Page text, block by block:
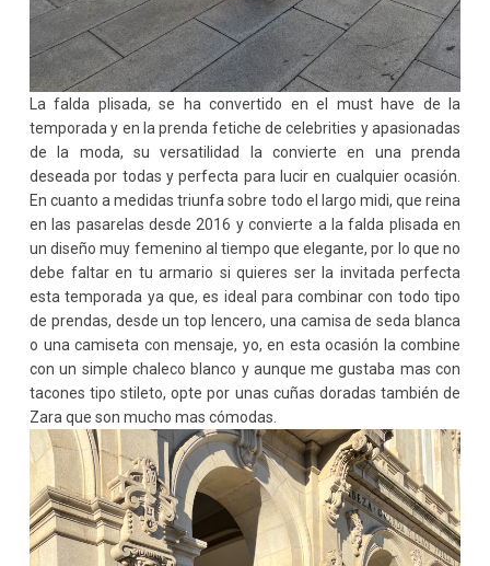
La falda plisada, se ha convertido en el must have de la
temporada y en la prenda fetiche de celebrities y apasionadas
de la moda, su versatilidad la convierte en una prenda
deseada por todas y perfecta para lucir en cualquier ocasión.
En cuanto a medidas triunfa sobre todo el largo midi, que reina
en las pasarelas desde 2016 y convierte a la falda plisada en
un diseño muy femenino al tiempo que elegante, por lo que no
debe faltar en tu armario si quieres ser la invitada perfecta
esta temporada ya que, es ideal para combinar con todo tipo
de prendas, desde un top lencero, una camisa de seda blanca
o una camiseta con mensaje, yo, en esta ocasión la combine
con un simple chaleco blanco y aunque me gustaba mas con
tacones tipo stileto, opte por unas cuñas doradas también de
Zara que son mucho mas cómodas.